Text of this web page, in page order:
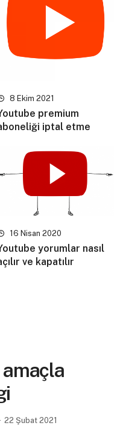
8 Ekim 2021
premium
iptal etme
16 Nisan 2020
yorumlar nasıl
ve kapatılır
22 Şubat 2021